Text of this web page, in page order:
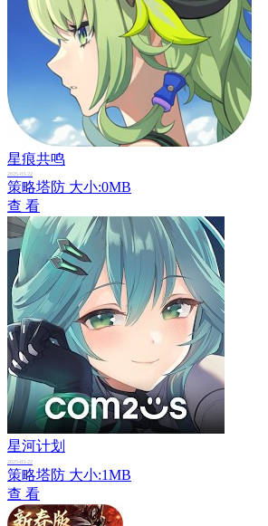
星痕共鸣
2025-03-22
策略塔防 大小:0MB
查 看
星河计划
2025-03-22
策略塔防 大小:1MB
查 看